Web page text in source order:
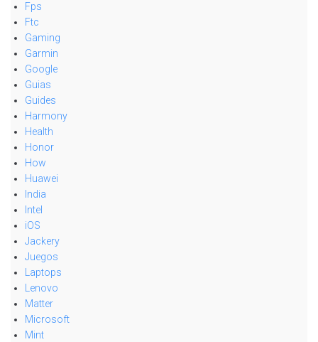
Fps
Ftc
Gaming
Garmin
Google
Guias
Guides
Harmony
Health
Honor
How
Huawei
India
Intel
iOS
Jackery
Juegos
Laptops
Lenovo
Matter
Microsoft
Mint